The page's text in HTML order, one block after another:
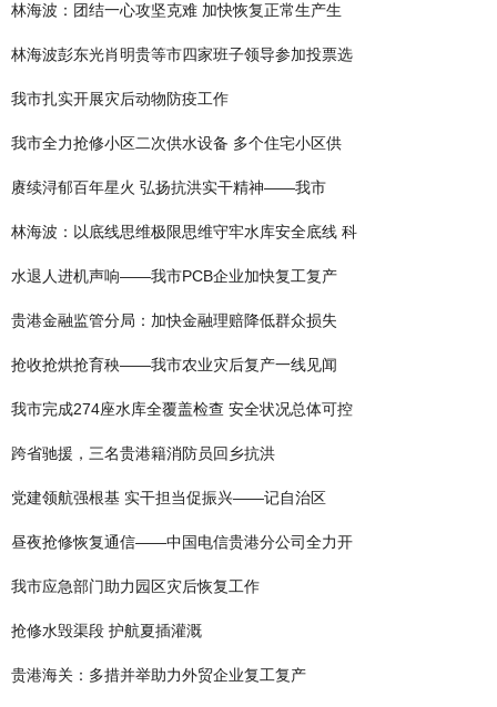
林海波：团结一心攻坚克难 加快恢复正常生产生
林海波彭东光肖明贵等市四家班子领导参加投票选
我市扎实开展灾后动物防疫工作
我市全力抢修小区二次供水设备 多个住宅小区供
赓续浔郁百年星火 弘扬抗洪实干精神——我市
林海波：以底线思维极限思维守牢水库安全底线 科
水退人进机声响——我市PCB企业加快复工复产
贵港金融监管分局：加快金融理赔降低群众损失
抢收抢烘抢育秧——我市农业灾后复产一线见闻
我市完成274座水库全覆盖检查 安全状况总体可控
跨省驰援，三名贵港籍消防员回乡抗洪
党建领航强根基 实干担当促振兴——记自治区
昼夜抢修恢复通信——中国电信贵港分公司全力开
我市应急部门助力园区灾后恢复工作
抢修水毁渠段 护航夏插灌溉
贵港海关：多措并举助力外贸企业复工复产